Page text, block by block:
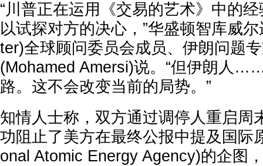
“川普正在运用《交易的艺术》中的
以试探对方的决心，”华盛顿智库威
ter)全球顾问委员会成员、伊朗问题
(Mohamed Amersi)说。“但伊朗人
路。这不会改变当前的局势。”
知情人士称，双方通过调停人重启周
功阻止了美方在最终公报中提及国际
onal Atomic Energy Agency)的企图